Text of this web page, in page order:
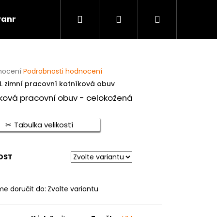
špičkou Kontakt Obuv dle profese
Hledat PřihlášeníNákupní
Podrobnosti hodnocení
zimní pracovní kotníková obuv
pracovní obuv - celokožená
Tabulka velikostí
doručit do: Zvolte variantu